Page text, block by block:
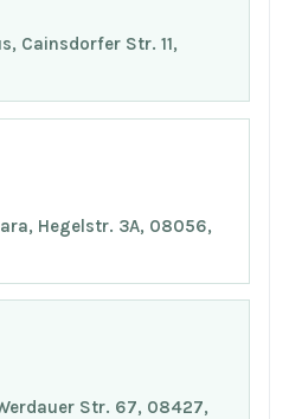
Cainsdorfer Str. 11,
Hegelstr. 3A, 08056,
Str. 67, 08427,